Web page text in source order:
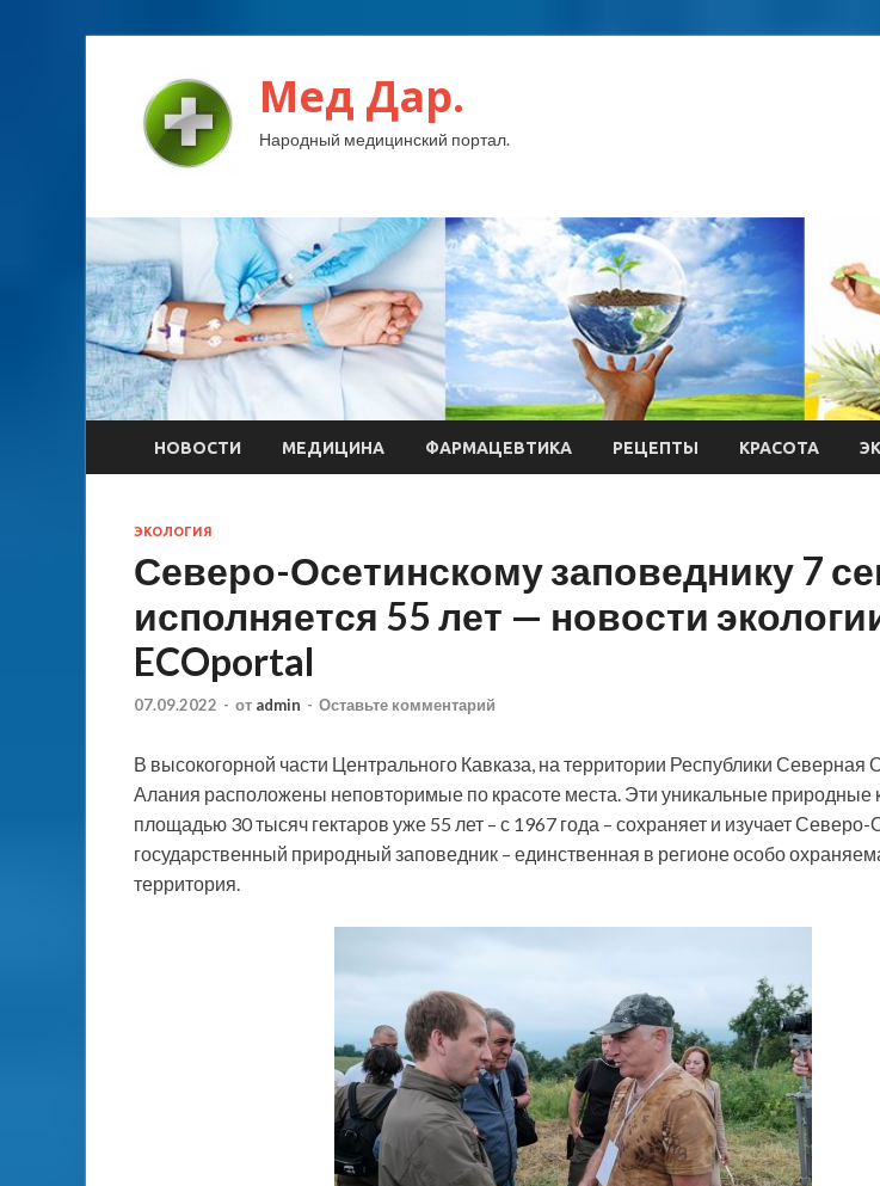
Мед Дар.
Народный медицинский портал.
НОВОСТИ МЕДИЦИНА ФАРМАЦЕВТИКА РЕЦЕПТЫ КРАСОТА
ЭКОЛОГИЯ
Северо-Осетинскому заповеднику 7
исполняется 55 лет — новости
ECOportal
07.09.2022 - от admin - Оставьте комментарий
В высокогорной части Центрального Кавказа, на территории Республики Северная
Алания расположены неповторимые по красоте места. Эти уникальные природные
площадью 30 тысяч гектаров уже 55 лет – с 1967 года – сохраняет и изучает Северо-
государственный природный заповедник – единственная в регионе особо
территория.